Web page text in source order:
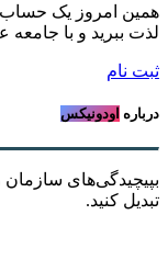
همین امروز یک حساب
لذت ببرید و با جامعه
ثبت نام
درباره اودونیکس
بپیچیدگی‌های
تبدیل کنید.